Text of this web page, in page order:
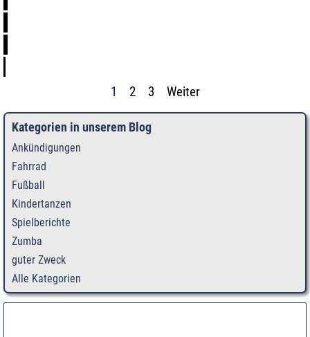
Aktuelle Seite:
1 Gehen Sie zu Seite:
2 Gehen Sie zu Seite:
3 Weiter
Kategorien in unserem Blog
Ankündigungen
Fahrrad
Fußball
Kindertanzen
Spielberichte
Zumba
guter Zweck
Alle Kategorien